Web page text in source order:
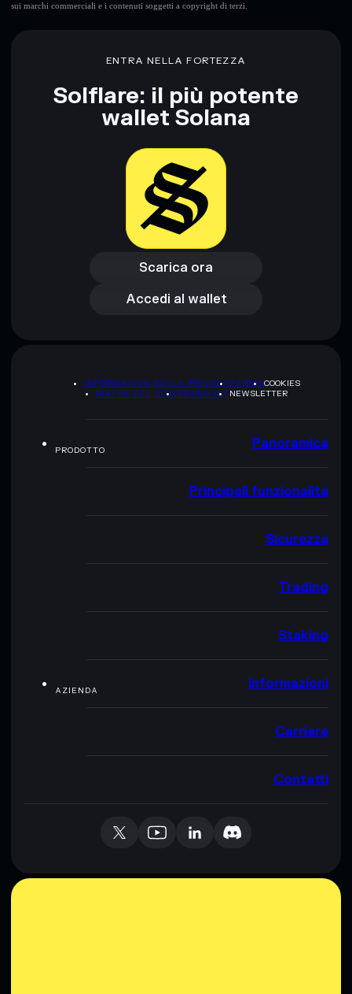
sui marchi commerciali e i contenuti soggetti a copyright di terzi.
ENTRA NELLA FORTEZZA
Solflare: il più potente
wallet Solana
Scarica ora
Scarica ora
Accedi al wallet
Accedi al wallet
INFORMATIVA SULLA PRIVACYTERMSCOOKIES
MAPPA DEL SITOBRAND KITNEWSLETTER
PRODOTTO Panoramica
Principali funzionalità
Sicurezza
Trading
Staking
AZIENDA Informazioni
Carriere
Contatti